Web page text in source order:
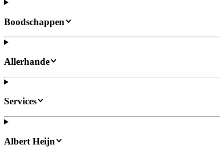
Boodschappen
Allerhande
Services
Albert Heijn